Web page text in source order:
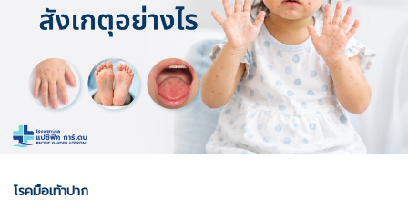
โรคมือเท้าปาก